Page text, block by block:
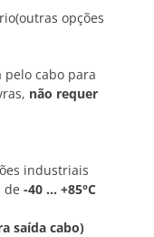
opções
pelo cabo para
não requer
industriais
de -40 … +85°C
saída cabo)